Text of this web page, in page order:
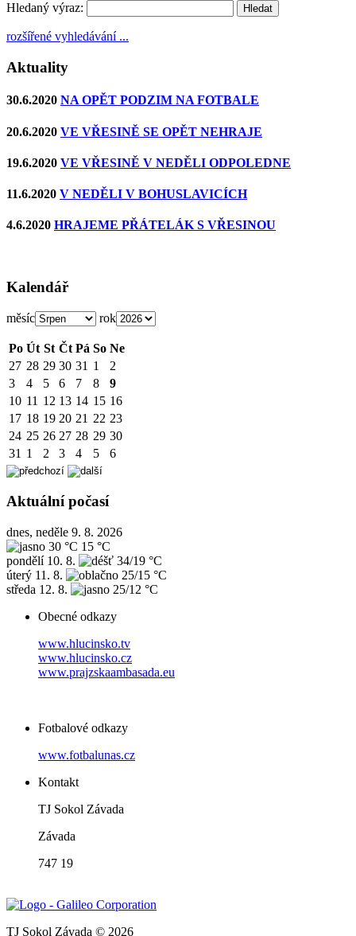
Hledaný výraz:
rozšířené vyhledávání ...
Aktuality
30.6.2020 NA OPĚT PODZIM NA FOTBALE
20.6.2020 VE VŘESINĚ SE OPĚT NEHRAJE
19.6.2020 VE VŘESINĚ V NEDĚLI ODPOLEDNE
11.6.2020 V NEDĚLI V BOHUSLAVICÍCH
4.6.2020 HRAJEME PŘÁTELÁK S VŘESINOU
Kalendář
měsíc rok
Po Út St Čt Pá So Ne
27 28 29 30 31 1
2
3
4 5 6 7 8
9
10 11 12 13 14 15 16
17 18 19 20 21 22 23
24 25 26 27 28 29 30
31 1 2 3 4 5 6
Aktuální počasí
dnes, neděle 9. 8. 2026
30 °C 15 °C
pondělí 10. 8.
34/19 °C
úterý 11. 8.
25/15 °C
středa 12. 8.
25/12 °C
Obecné odkazy
www.hlucinsko.tv
www.hlucinsko.cz
www.prajzskaambasada.eu
Fotbalové odkazy
www.fotbalunas.cz
Kontakt
TJ Sokol Závada
Závada
747 19
TJ Sokol Závada © 2026